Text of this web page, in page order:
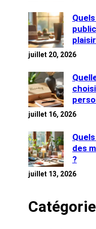
juillet 20, 2026
juillet 16, 2026
des
?
juillet 13, 2026